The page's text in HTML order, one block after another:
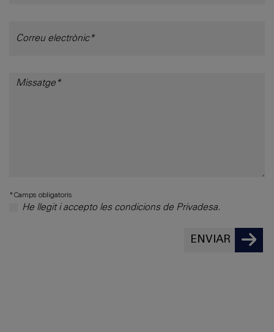
*Camps obligatoris
He llegit i accepto les condicions de Privadesa.
ENVIAR